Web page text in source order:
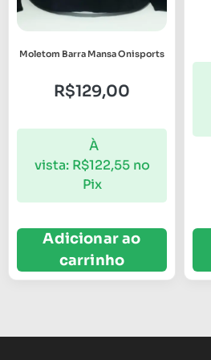
Moletom Barra Mansa Onisports
R$129,00
À
vista: R$122,55 no
Pix
Adicionar ao
carrinho